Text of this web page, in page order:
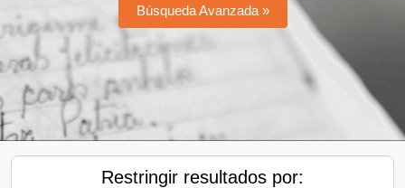
Búsqueda Avanzada »
Restringir resultados por: